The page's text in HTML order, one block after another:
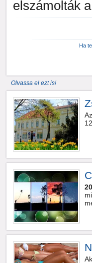
elszámolták
Ha
Olvassa el ezt is!